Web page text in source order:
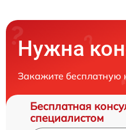
Нужна
Закажите бесплатную
Бесплатная
специалистом